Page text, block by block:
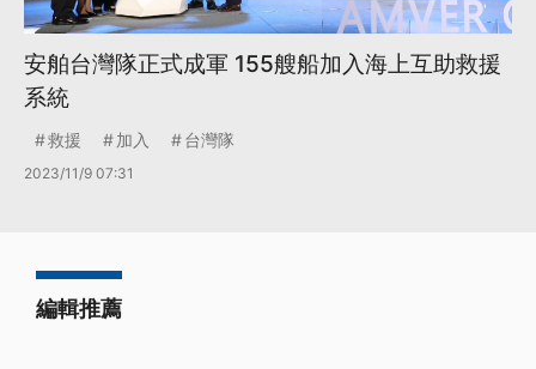
安舶台灣隊正式成軍 155艘船加入海上互助救援
系統
救援 加入 台灣隊
2023/11/9 07:31
編輯推薦